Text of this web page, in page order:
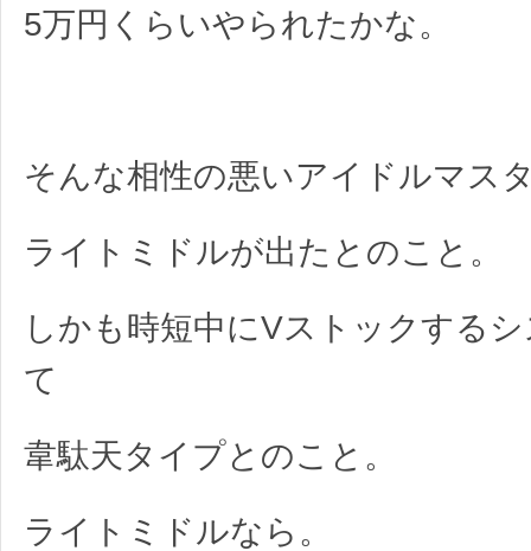
5万円くらいやられたかな。
そんな相性の悪いアイドルマス
ライトミドルが出たとのこと。
しかも時短中にVストックする
て
韋駄天タイプとのこと。
ライトミドルなら。